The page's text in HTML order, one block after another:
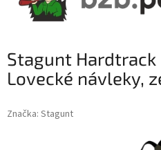
Stagunt Hardtrack
Lovecké návleky,
Značka: Stagunt